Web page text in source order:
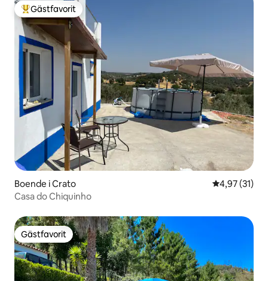
Populär gästfavorit
Gästfavorit
Boende i Crato 4,97 av 5 i
4,97 (31)
Casa do Chiquinho
Gästfavorit
Gästfavorit